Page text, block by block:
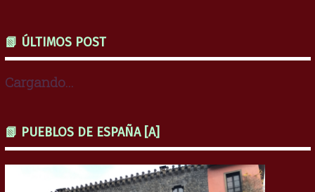
📗 ÚLTIMOS POST
Cargando...
📗 PUEBLOS DE ESPAÑA [A]